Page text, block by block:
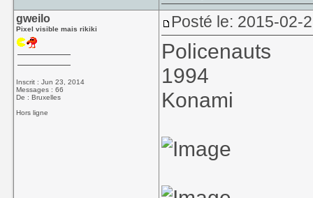
gweilo
Pixel visible mais rikiki
Inscrit : Jun 23, 2014
Messages : 66
De : Bruxelles
Hors ligne
Posté le: 2015-02-
Policenauts
1994
Konami